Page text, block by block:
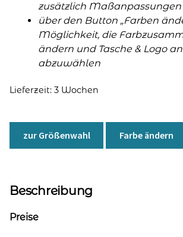
zusätzlich
über den Button „Farben
Möglichkeit, die
ändern und Tasche & Logo
abzuwählen
Lieferzeit: 3 Wochen
zur Größenwahl Farbe ändern
Beschreibung
Preise